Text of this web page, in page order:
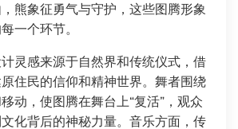
熊象征勇气与守护，这些图腾形象
一个环节。
灵感来源于自然界和传统仪式，借
住民的信仰和精神世界。舞者围绕
动，使图腾在舞台上“复活”，观众
化背后的神秘力量。音乐方面，传